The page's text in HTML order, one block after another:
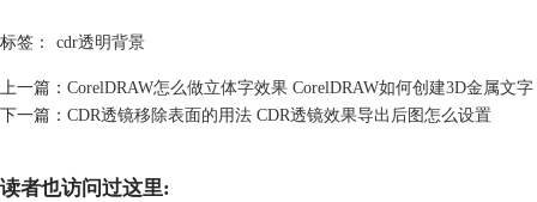
标签： cdr透明背景
上一篇： CorelDRAW怎么做立体字效果 CorelDRAW如何创建3D金属文字
下一篇： CDR透镜移除表面的用法 CDR透镜效果导出后图怎么设置
读者也访问过这里: